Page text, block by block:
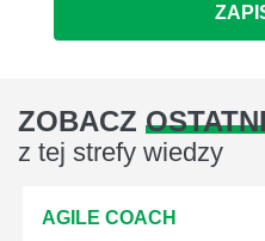
ZOBACZ
z tej strefy wiedzy
AGILE COACH